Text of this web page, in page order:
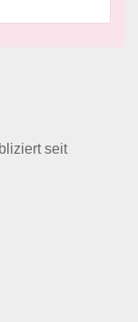
seit